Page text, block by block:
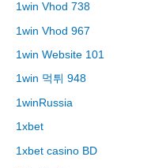
1win Vhod 738
1win Vhod 967
1win Website 101
1win 먹튀 948
1winRussia
1xbet
1xbet casino BD